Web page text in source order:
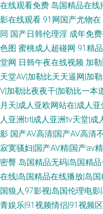
在线观看免费 岛国精品在线
影在线观看 91网国产尤物在
同 国产日韩伦理淫 成年免
色图 蜜桃成人超碰网 91精
堂网 日韩午夜在线视频 加
天堂AV|加勒比天天逼网|加
V|加勒比夜夜干|加勒比一本
月天|成人亚欧网站在|成人
人亚洲bt|成人亚洲tv天堂|成
影 国产AV高清|国产AV高清
寂寞骚妇|国产AV精|国产av
密臀 岛国精品无码|岛国精
在线|岛国精品在线播放|岛
国狼人97影视|岛国伦理电影
青娱乐|91视频情侣|91视频